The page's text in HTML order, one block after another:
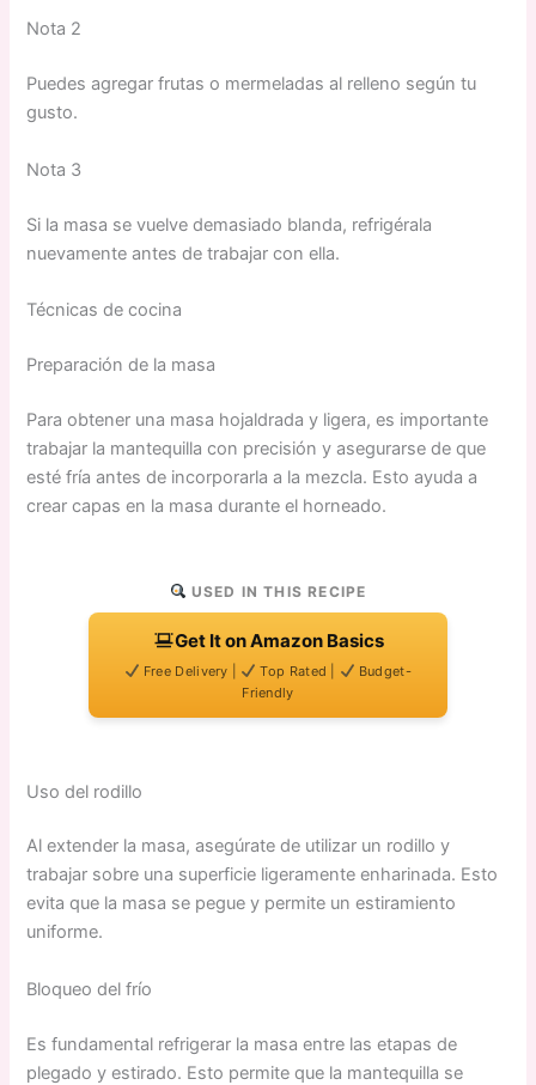
Nota 2
Puedes agregar frutas o mermeladas al relleno según tu
gusto.
Nota 3
Si la masa se vuelve demasiado blanda, refrigérala
nuevamente antes de trabajar con ella.
Técnicas de cocina
Preparación de la masa
Para obtener una masa hojaldrada y ligera, es importante
trabajar la mantequilla con precisión y asegurarse de que
esté fría antes de incorporarla a la mezcla. Esto ayuda a
crear capas en la masa durante el horneado.
USED IN THIS RECIPE
Get It on Amazon Basics
Free Delivery | Top Rated |
Budget-
Friendly
Uso del rodillo
Al extender la masa, asegúrate de utilizar un rodillo y
trabajar sobre una superficie ligeramente enharinada. Esto
evita que la masa se pegue y permite un estiramiento
uniforme.
Bloqueo del frío
Es fundamental refrigerar la masa entre las etapas de
plegado y estirado. Esto permite que la mantequilla se